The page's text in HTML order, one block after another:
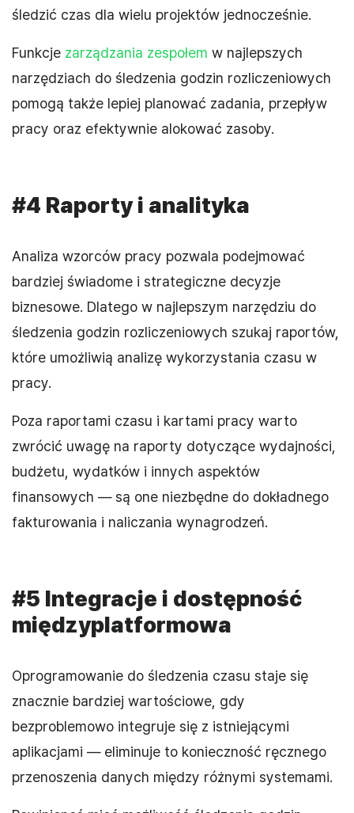
śledzić czas dla wielu projektów jednocześnie.
Funkcje zarządzania zespołem w najlepszych
narzędziach do śledzenia godzin rozliczeniowych
pomogą także lepiej planować zadania, przepływ
pracy oraz efektywnie alokować zasoby.
#4 Raporty i analityka
Analiza wzorców pracy pozwala podejmować
bardziej świadome i strategiczne decyzje
biznesowe. Dlatego w najlepszym narzędziu do
śledzenia godzin rozliczeniowych szukaj raportów,
które umożliwią analizę wykorzystania czasu w
pracy.
Poza raportami czasu i kartami pracy warto
zwrócić uwagę na raporty dotyczące wydajności,
budżetu, wydatków i innych aspektów
finansowych — są one niezbędne do dokładnego
fakturowania i naliczania wynagrodzeń.
#5 Integracje i dostępność
międzyplatformowa
Oprogramowanie do śledzenia czasu staje się
znacznie bardziej wartościowe, gdy
bezproblemowo integruje się z istniejącymi
aplikacjami — eliminuje to konieczność ręcznego
przenoszenia danych między różnymi systemami.